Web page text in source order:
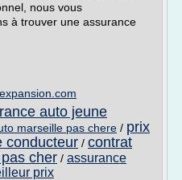
nous vous
à trouver une assurance
auto jeune
marseille pas chere / prix
conducteur / contrat
cher / assurance
prix